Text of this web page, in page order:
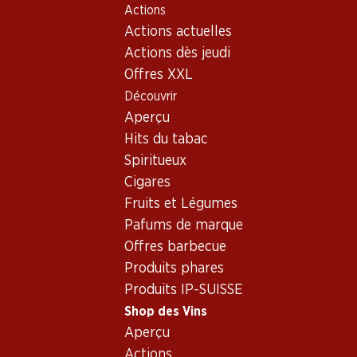
Actions
Actions actuelles
Actions dès jeudi
Offres XXL
Découvrir
Aperçu
Hits du tabac
Spiritueux
Cigares
Fruits et Légumes
Pafums de marque
Offres barbecue
Produits phares
Produits IP-SUISSE
Shop des Vins
Aperçu
Shop des Vins
France
Bordeaux
Château Lagrange Saint-Julien AOC
Exclusivité web !
Château Lagrange Saint-Julien